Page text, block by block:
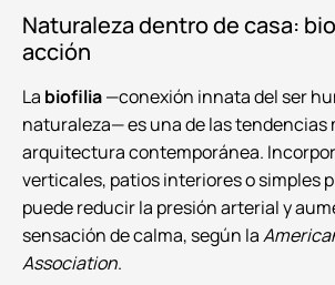
Naturaleza dentro de casa:
acción
La biofilia—conexión innata del ser
naturaleza— es una de las tendencias
arquitectura contemporánea.
verticales, patios interiores o simples
puede reducir la presión arterial y
sensación de calma, según la
Association.